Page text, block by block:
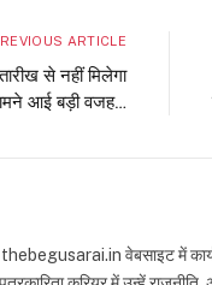
ARTICLE
से नहीं मिलेगा
आई बड़ी वजह…
वेबसाइट में